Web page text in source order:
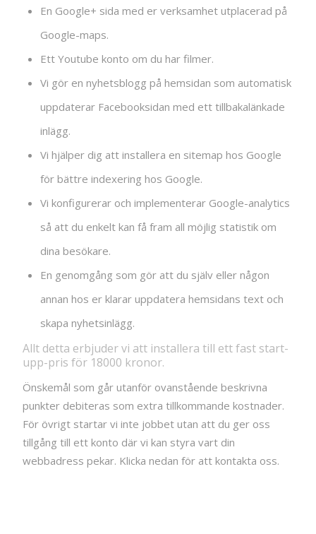
En Google+ sida med er verksamhet utplacerad på
Google-maps.
Ett Youtube konto om du har filmer.
Vi gör en nyhetsblogg på hemsidan som automatisk
uppdaterar Facebooksidan med ett tillbakalänkade
inlägg.
Vi hjälper dig att installera en sitemap hos Google
för bättre indexering hos Google.
Vi konfigurerar och implementerar Google-analytics
så att du enkelt kan få fram all möjlig statistik om
dina besökare.
En genomgång som gör att du själv eller någon
annan hos er klarar uppdatera hemsidans text och
skapa nyhetsinlägg.
Allt detta erbjuder vi att installera till ett fast start-
upp-pris för 18000 kronor.
Önskemål som går utanför ovanstående beskrivna
punkter debiteras som extra tillkommande kostnader.
För övrigt startar vi inte jobbet utan att du ger oss
tillgång till ett konto där vi kan styra vart din
webbadress pekar. Klicka nedan för att kontakta oss.